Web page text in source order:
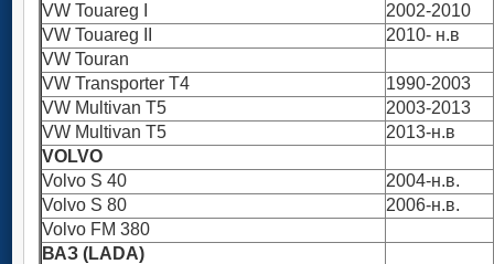
VW Touareg I
2002-2010
VW Touareg II
2010- н.в
VW Touran
VW Transporter T4
1990-2003
VW Multivan T5
2003-2013
VW Multivan T5
2013-н.в
VOLVO
Volvo S 40
2004-н.в.
Volvo S 80
2006-н.в.
Volvo FM 380
ВАЗ (LADA)